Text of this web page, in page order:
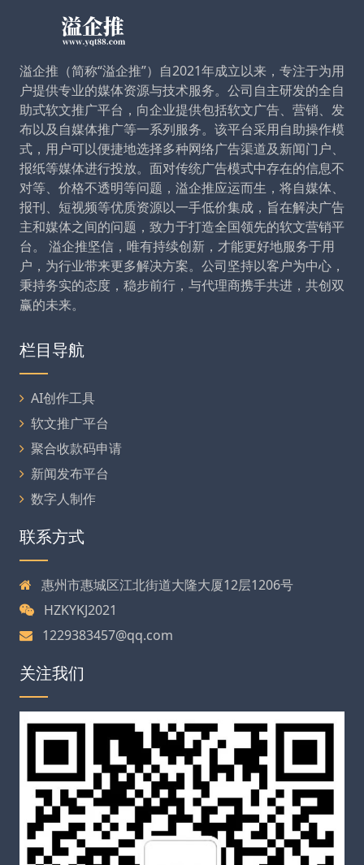
溢企推（简称“溢企推”）自2021年成立以来，专注于为用
户提供专业的媒体资源与技术服务。公司自主研发的全自
助式软文推广平台，向企业提供包括软文广告、营销、发
布以及自媒体推广等一系列服务。该平台采用自助操作模
式，用户可以便捷地选择多种网络广告渠道及新闻门户、
报纸等媒体进行投放。面对传统广告模式中存在的信息不
对等、价格不透明等问题，溢企推应运而生，将自媒体、
报刊、短视频等优质资源以一手低价集成，旨在解决广告
主和媒体之间的问题，致力于打造全国领先的软文营销平
台。 溢企推坚信，唯有持续创新，才能更好地服务于用
户，为行业带来更多解决方案。公司坚持以客户为中心，
秉持务实的态度，稳步前行，与代理商携手共进，共创双
赢的未来。
栏目导航
AI创作工具
软文推广平台
聚合收款码申请
新闻发布平台
数字人制作
联系方式
惠州市惠城区江北街道大隆大厦12层1206号
HZKYKJ2021
1229383457@qq.com
关注我们